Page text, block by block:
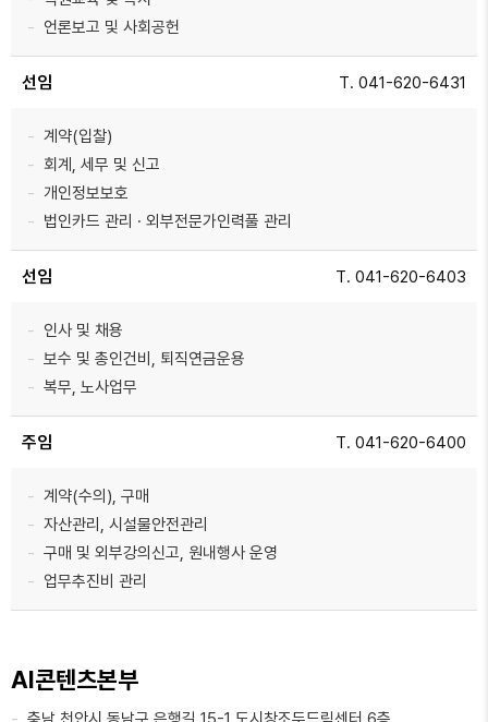
언론보고 및 사회공헌
선임 T. 041-620-6431
계약(입찰)
회계, 세무 및 신고
개인정보보호
법인카드 관리 · 외부전문가인력풀 관리
선임 T. 041-620-6403
인사 및 채용
보수 및 총인건비, 퇴직연금운용
복무, 노사업무
주임 T. 041-620-6400
계약(수의), 구매
자산관리, 시설물안전관리
구매 및 외부강의신고, 원내행사 운영
업무추진비 관리
AI콘텐츠본부